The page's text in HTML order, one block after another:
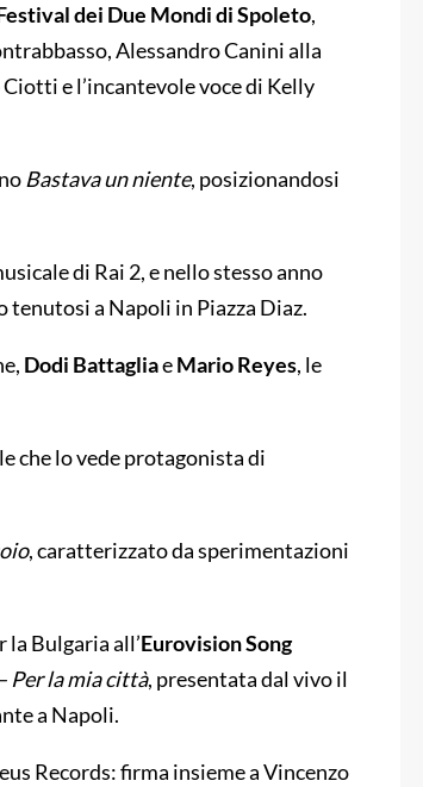
dei Due Mondi di Spoleto,
Alessandro Canini alla
e l’incantevole voce di Kelly
Bastava un niente, posizionandosi
di Rai 2, e nello stesso anno
tenutosi a Napoli in Piazza Diaz.
Dodi BattagliaeMario Reyes, le
che lo vede protagonista di
, caratterizzato da sperimentazioni
Bulgaria all’Eurovision Song
Per la mia città, presentata dal vivo il
a Napoli.
Records: firma insieme a Vincenzo